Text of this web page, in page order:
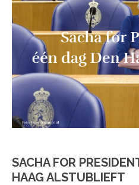
SACHA FOR
HAAG ALSTUBLIEFT